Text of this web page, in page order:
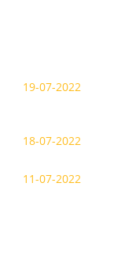
19-07-2022
18-07-2022
11-07-2022